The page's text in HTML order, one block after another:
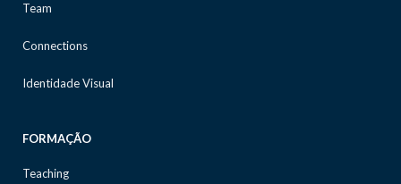
Team
Connections
Identidade Visual
FORMAÇÃO
Teaching